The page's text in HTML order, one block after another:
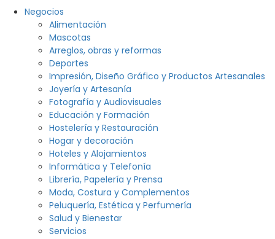
Negocios
Alimentación
Mascotas
Arreglos, obras y reformas
Deportes
Impresión, Diseño Gráfico y Productos Artesanales
Joyería y Artesanía
Fotografía y Audiovisuales
Educación y Formación
Hostelería y Restauración
Hogar y decoración
Hoteles y Alojamientos
Informática y Telefonía
Librería, Papelería y Prensa
Moda, Costura y Complementos
Peluquería, Estética y Perfumería
Salud y Bienestar
Servicios